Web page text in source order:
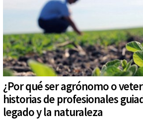
¿Por qué ser agrónomo o
historias de profesionales
legado y la naturaleza